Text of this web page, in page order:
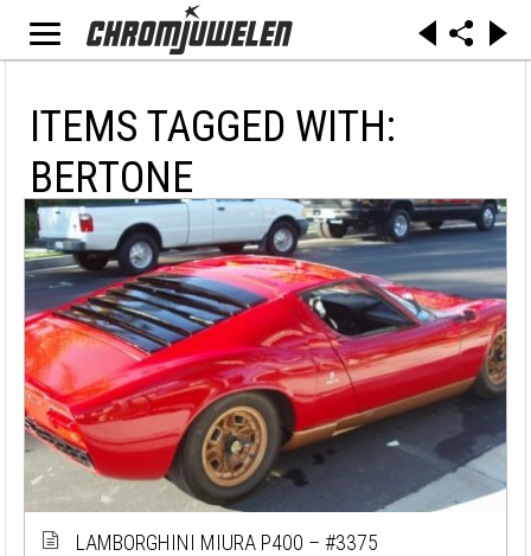
ITEMS TAGGED WITH:
BERTONE
LAMBORGHINI MIURA P400 – #3375